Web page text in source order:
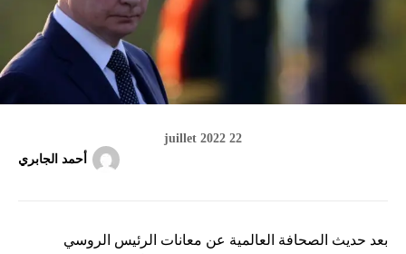
22 juillet 2022
أحمد الجابري
بعد حديث الصحافة العالمية عن معانات الرئيس الروسي